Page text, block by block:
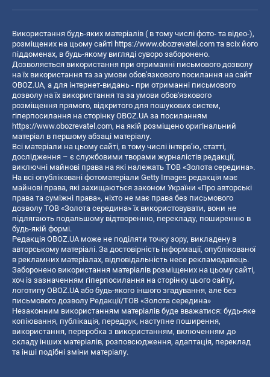
Використання будь-яких матеріалів ( в тому числі фото- та відео-),
розміщених на цьому сайті https://www.obozrevatel.com та всіх його
піддоменах, в будь-якому вигляді суворо заборонено.
Дозволяється використання при отриманні письмового дозволу
на їх використання та за умови обов'язкового посилання на сайт
OBOZ.UA, а для інтернет-видань - при отриманні письмового
дозволу на їх використання та за умови обов'язкового
розміщення прямого, відкритого для пошукових систем,
гіперпосилання на сторінку OBOZ.UA за посиланням
https://www.obozrevatel.com, на якій розміщено оригінальний
матеріал в першому абзаці матеріалу.
Всі матеріали на цьому сайті, в тому числі інтерв’ю, статті,
дослідження – є службовими творами журналістів редакції,
виключні майнові права на які належать ТОВ «Золота середина».
На всі опубліковані фотоматеріали Getty Images редакція має
майнові права, які захищаються законом України «Про авторські
права та суміжні права», ніхто не має права без письмового
дозволу ТОВ «Золота середина» їх використовувати, вони не
підлягають подальшому відтворенню, перекладу, поширенню в
будь-якій формі.
Редакція OBOZ.UA може не поділяти точку зору, викладену в
авторському матеріалі. За достовірність інформації, опублікованої
в рекламних матеріалах, відповідальність несе рекламодавець.
Заборонено використання матеріалів розміщених на цьому сайті,
хоч із зазначенням гіперпосилання на сторінку цього сайту,
логотипу OBOZ.UA або будь-якого іншого згадування, але без
письмового дозволу Редакції/ТОВ «Золота середина»
Незаконним використанням матеріалів буде вважатися: будь-яке
копiювання, публiкацiя, передрук, наступне поширення,
використання, переробка з використанням, включенням до
складу інших матеріалів, розповсюдження, адаптація, переклад
та інші подібні зміни матеріалу.